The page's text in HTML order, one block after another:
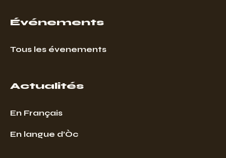
Événements
Tous les évenements
Actualités
En Français
En langue d’Òc